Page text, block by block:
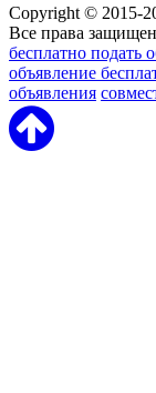
Copyright © 2015-
Все права
бесплатно подать
объявление
объявления